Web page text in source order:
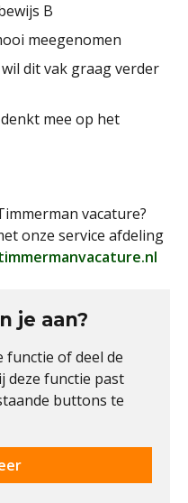
B
meegenomen
dit vak graag verder
mee op het
vacature?
onze service afdeling
je aan?
functie of deel de
deze functie past
buttons te